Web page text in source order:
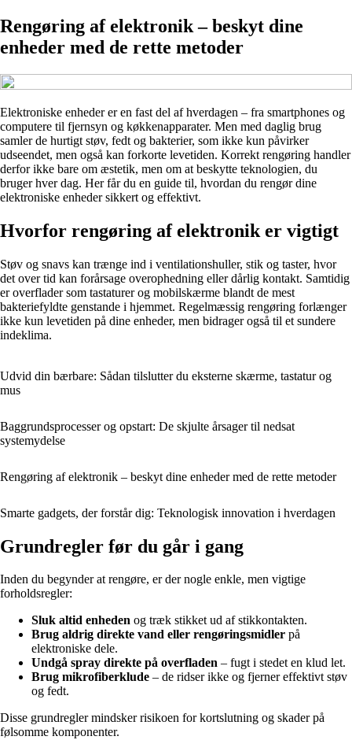
Rengøring af elektronik – beskyt dine
enheder med de rette metoder
Elektroniske enheder er en fast del af hverdagen – fra smartphones og
computere til fjernsyn og køkkenapparater. Men med daglig brug
samler de hurtigt støv, fedt og bakterier, som ikke kun påvirker
udseendet, men også kan forkorte levetiden. Korrekt rengøring handler
derfor ikke bare om æstetik, men om at beskytte teknologien, du
bruger hver dag. Her får du en guide til, hvordan du rengør dine
elektroniske enheder sikkert og effektivt.
Hvorfor rengøring af elektronik er vigtigt
Støv og snavs kan trænge ind i ventilationshuller, stik og taster, hvor
det over tid kan forårsage overophedning eller dårlig kontakt. Samtidig
er overflader som tastaturer og mobilskærme blandt de mest
bakteriefyldte genstande i hjemmet. Regelmæssig rengøring forlænger
ikke kun levetiden på dine enheder, men bidrager også til et sundere
indeklima.
Udvid din bærbare: Sådan tilslutter du eksterne skærme, tastatur og
mus
Baggrundsprocesser og opstart: De skjulte årsager til nedsat
systemydelse
Rengøring af elektronik – beskyt dine enheder med de rette metoder
Smarte gadgets, der forstår dig: Teknologisk innovation i hverdagen
Grundregler før du går i gang
Inden du begynder at rengøre, er der nogle enkle, men vigtige
forholdsregler:
Sluk altid enheden og træk stikket ud af stikkontakten.
Brug aldrig direkte vand eller rengøringsmidler på
elektroniske dele.
Undgå spray direkte på overfladen – fugt i stedet en klud let.
Brug mikrofiberklude – de ridser ikke og fjerner effektivt støv
og fedt.
Disse grundregler mindsker risikoen for kortslutning og skader på
følsomme komponenter.